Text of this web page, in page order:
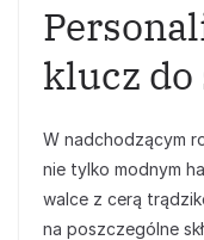
klucz do
W nadchodzącym
nie tylko modnym
walce z cerą
na poszczególne